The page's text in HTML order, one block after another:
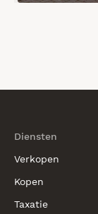
Diensten
Verkopen
Kopen
Taxatie